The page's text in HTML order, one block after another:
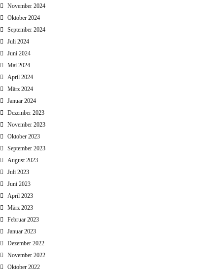
November 2024
Oktober 2024
September 2024
Juli 2024
Juni 2024
Mai 2024
April 2024
März 2024
Januar 2024
Dezember 2023
November 2023
Oktober 2023
September 2023
August 2023
Juli 2023
Juni 2023
April 2023
März 2023
Februar 2023
Januar 2023
Dezember 2022
November 2022
Oktober 2022